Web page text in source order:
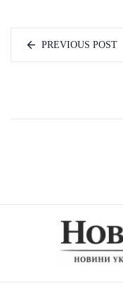
PREVIOUS POST